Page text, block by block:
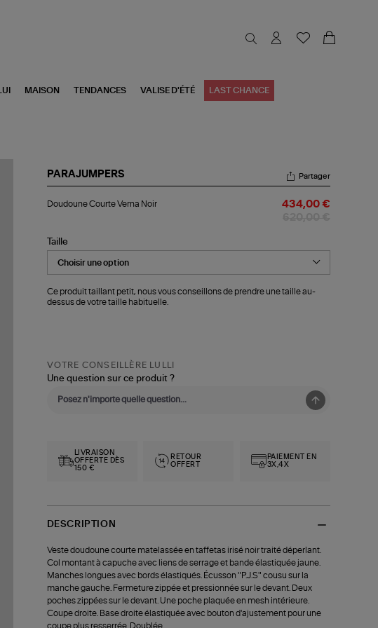
LUI MAISON TENDANCES VALISE D'ÉTÉ LAST CHANCE
PARAJUMPERS
Courte
Partager
Doudoune Courte Verna Noir 434,00 €
Taille
Ce produit taillant petit, nous vous conseillons de prendre une taille au-
dessus de votre taille habituelle.
VOTRE CONSEILLÈRE LULLI
Une question sur ce produit ?
LIVRAISON
OFFERTE DÈS
150 €
RETOUR
OFFERT
PAIEMENT EN
3X,4X
DESCRIPTION
Veste doudoune courte matelassée en taffetas irisé noir traité déperlant.
Col montant à capuche avec liens de serrage et bande élastiquée jaune.
Manches longues avec bords élastiqués. Écusson "P.J.S" cousu sur la
manche gauche. Fermeture zippée et pressionnée sur le devant. Deux
poches zippées sur le devant. Une poche plaquée en mesh intérieure.
Coupe droite. Base droite élastiquée avec bouton d'ajustement pour une
coupe plus resserrée. Doublée.